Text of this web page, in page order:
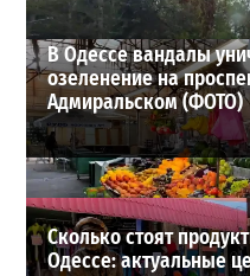
В Одессе вандалы
озеленение на
Адмиральском (ФОТО)
Сколько стоят
Одессе: актуальные